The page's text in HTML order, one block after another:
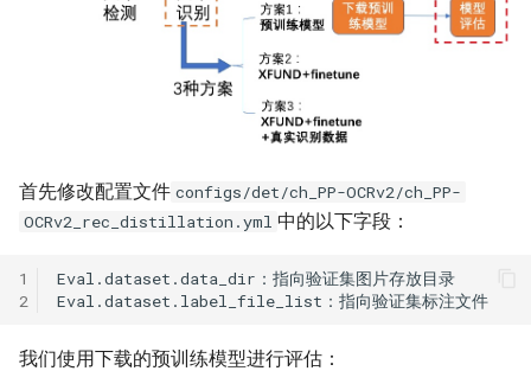
首先修改配置文件 configs/det/ch_PP-OCRv2/ch_PP-
OCRv2_rec_distillation.yml 中的以下字段：
1
2
我们使用下载的预训练模型进行评估：